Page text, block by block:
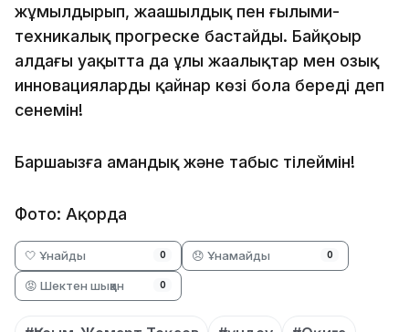
жұмылдырып, жаңашылдық пен ғылыми-
техникалық прогреске бастайды. Байқоңыр
алдағы уақытта да ұлы жаңалықтар мен озық
инновациялардың қайнар көзі бола береді деп
сенемін!
Баршаңызға амандық және табыс тілеймін!
Фото: Ақорда
🤍 Ұнайды 0 😞 Ұнамайды 0
😡 Шектен шыққан 0